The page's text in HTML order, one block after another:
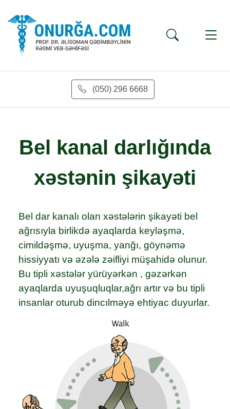
(050) 296 6668
Bel kanal darlığında
xəstənin şikayəti
Bel dar kanalı olan xəstələrin şikayəti bel
ağrısıyla birlikdə ayaqlarda keyləşmə,
cimildəşmə, uyuşma, yanğı, göynəmə
hissiyyatı və əzələ zəifliyi müşahidə olunur.
Bu tipli xəstələr yürüyərkən , gəzərkən
ayaqlarda uyuşuqluqlar,ağrı artır və bu tipli
insanlar oturub dincılməyə ehtiyac duyurlar.